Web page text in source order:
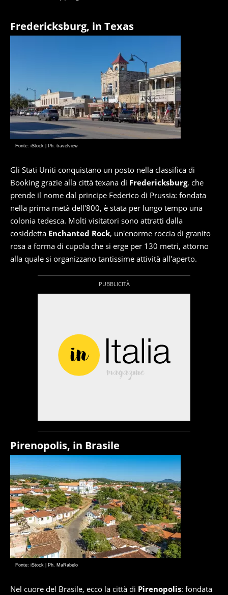
Fredericksburg, in Texas
Fonte: iStock | Ph. travelview
Gli Stati Uniti conquistano un posto nella classifica di
Booking grazie alla città texana di Fredericksburg, che
prende il nome dal principe Federico di Prussia: fondata
nella prima metà dell'800, è stata per lungo tempo una
colonia tedesca. Molti visitatori sono attratti dalla
cosiddetta Enchanted Rock, un'enorme roccia di granito
rosa a forma di cupola che si erge per 130 metri, attorno
alla quale si organizzano tantissime attività all'aperto.
Pirenopolis, in Brasile
Fonte: iStock | Ph. MaRabelo
Nel cuore del Brasile, ecco la città di Pirenopolis: fondata